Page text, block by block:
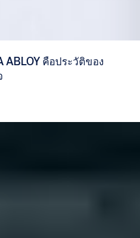
ABLOY คือประวัติของ